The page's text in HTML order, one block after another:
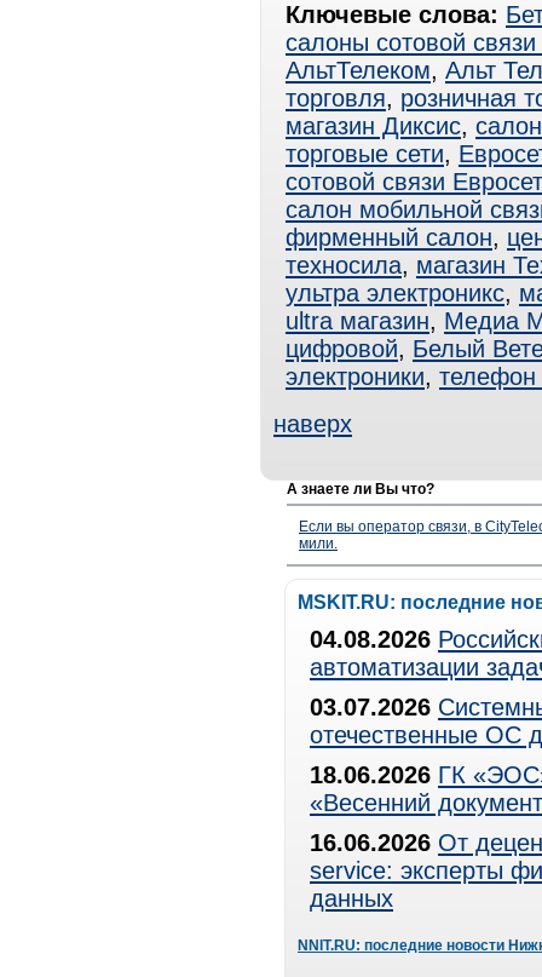
Ключевые слова:
салоны сотовой
АльтТелеком, Альт
торговля, розничная
магазин Диксис,
торговые сети,
сотовой связи
салон мобильной
фирменный салон,
техносила, магазин
ультра электроникс,
ultra магазин, Медиа
цифровой, Белый
электроники, телефон
наверх
А знаете ли Вы что?
Если вы оператор связи, в
мили.
MSKIT.RU: последние
04.08.2026
автоматизации
03.07.2026
отечественные ОС
18.06.2026 ГК
«Весенний
16.06.2026 От
service: эксперты
данных
NNIT.RU: последние новости